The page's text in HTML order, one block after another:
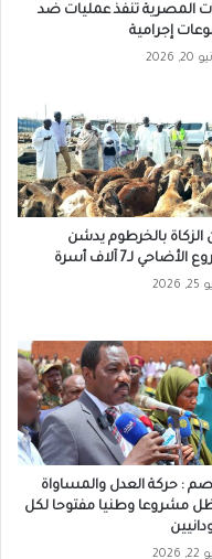
المصرية تنفذ عمليات ضد
إجرامية
2026
الزكاة بالخرطوم يدشن
لـ7 آلاف أسرة
: حركة العدل والمساواة
مشروعا وطنيا مفتوحا لكل